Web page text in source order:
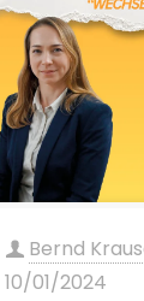
Bernd
10/01/2024